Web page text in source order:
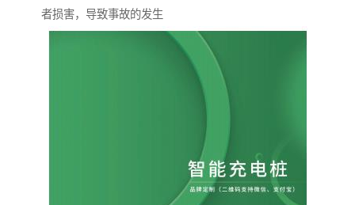
者损害，导致事故的发生